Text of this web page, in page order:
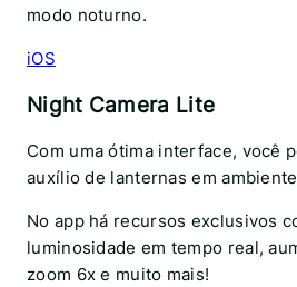
modo noturno.
iOS
Night Camera Lite
Com uma ótima interface, você
auxílio de lanternas em
No app há recursos exclusivos
luminosidade em tempo real,
zoom 6x e muito mais!